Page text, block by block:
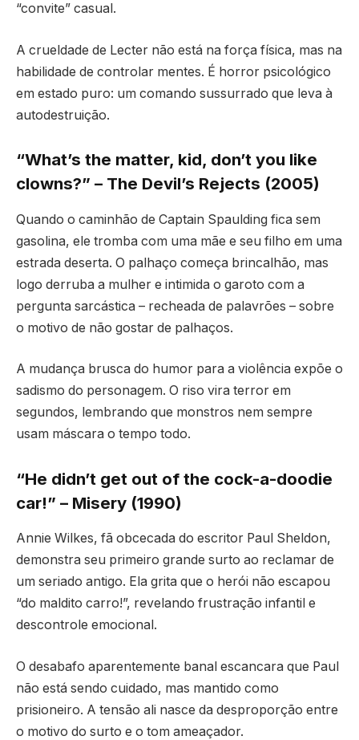
“convite” casual.
A crueldade de Lecter não está na força física, mas na
habilidade de controlar mentes. É horror psicológico
em estado puro: um comando sussurrado que leva à
autodestruição.
“What’s the matter, kid, don’t you like
clowns?” – The Devil’s Rejects (2005)
Quando o caminhão de Captain Spaulding fica sem
gasolina, ele tromba com uma mãe e seu filho em uma
estrada deserta. O palhaço começa brincalhão, mas
logo derruba a mulher e intimida o garoto com a
pergunta sarcástica – recheada de palavrões – sobre
o motivo de não gostar de palhaços.
A mudança brusca do humor para a violência expõe o
sadismo do personagem. O riso vira terror em
segundos, lembrando que monstros nem sempre
usam máscara o tempo todo.
“He didn’t get out of the cock-a-doodie
car!” – Misery (1990)
Annie Wilkes, fã obcecada do escritor Paul Sheldon,
demonstra seu primeiro grande surto ao reclamar de
um seriado antigo. Ela grita que o herói não escapou
“do maldito carro!”, revelando frustração infantil e
descontrole emocional.
O desabafo aparentemente banal escancara que Paul
não está sendo cuidado, mas mantido como
prisioneiro. A tensão ali nasce da desproporção entre
o motivo do surto e o tom ameaçador.